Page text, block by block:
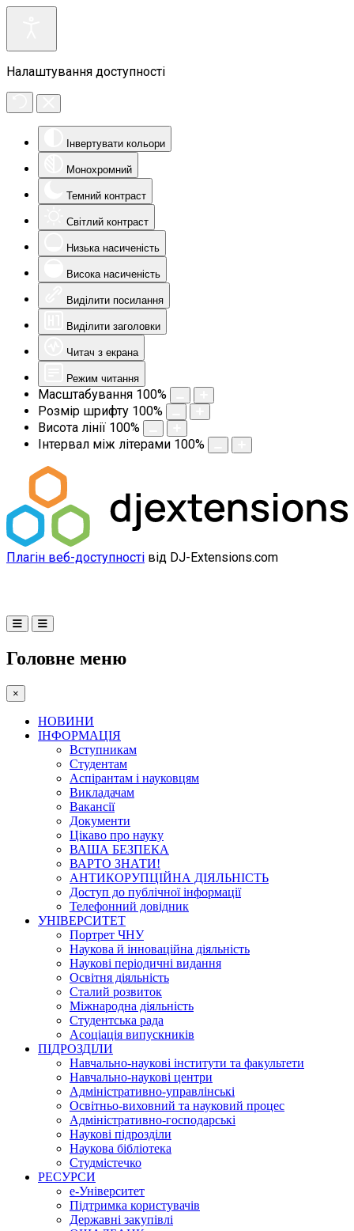
Налаштування доступності
Інвертувати кольори
Монохромний
Темний контраст
Світлий контраст
Низька насиченість
Висока насиченість
Виділити посилання
Виділити заголовки
Читач з екрана
Режим читання
Масштабування 100%
Розмір шрифту 100%
Висота лінії 100%
Інтервал між літерами 100%
Плагін веб-доступності від DJ-Extensions.com
Головне меню
×
НОВИНИ
ІНФОРМАЦІЯ
Вступникам
Студентам
Аспірантам і науковцям
Викладачам
Вакансії
Документи
Цікаво про науку
ВАША БЕЗПЕКА
ВАРТО ЗНАТИ!
АНТИКОРУПЦІЙНА ДІЯЛЬНІСТЬ
Доступ до публічної інформації
Телефонний довідник
УНІВЕРСИТЕТ
Портрет ЧНУ
Наукова й інноваційна діяльність
Наукові періодичні видання
Освітня діяльність
Сталий розвиток
Міжнародна діяльність
Студентська рада
Асоціація випускників
ПІДРОЗДІЛИ
Навчально-наукові інститути та факультети
Навчально-наукові центри
Адміністративно-управлінські
Освітньо-виховний та науковий процес
Адміністративно-господарські
Наукові підрозділи
Наукова бібліотека
Студмістечко
РЕСУРСИ
е-Університет
Підтримка користувачів
Державні закупівлі